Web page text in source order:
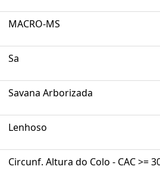
MACRO-MS
Sa
Savana Arborizada
Lenhoso
Circunf. Altura do Colo - CAC >=